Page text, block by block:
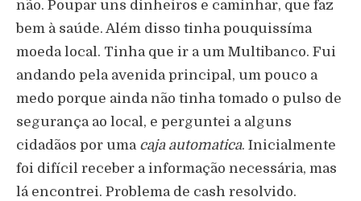
não. Poupar uns dinheiros e caminhar, que faz
bem à saúde. Além disso tinha pouquissíma
moeda local. Tinha que ir a um Multibanco. Fui
andando pela avenida principal, um pouco a
medo porque ainda não tinha tomado o pulso de
segurança ao local, e perguntei a alguns
cidadãos por uma caja automatica. Inicialmente
foi difícil receber a informação necessária, mas
lá encontrei. Problema de cash resolvido.